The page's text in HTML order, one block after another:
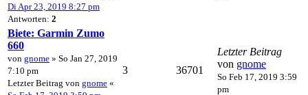
Di Apr 23, 2019 8:27 pm
Antworten: 2
Biete: Garmin Zumo
660
von gnome » So Jan 27, 2019
7:10 pm
Letzter Beitrag von gnome «
3 36701
Letzter Beitrag
von gnome
So Feb 17, 2019 3:59
pm